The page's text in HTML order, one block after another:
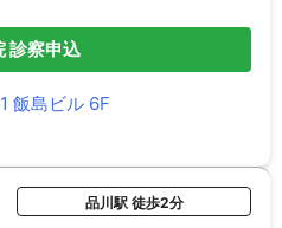
診察申込
飯島ビル 6F
品川駅 徒歩2分